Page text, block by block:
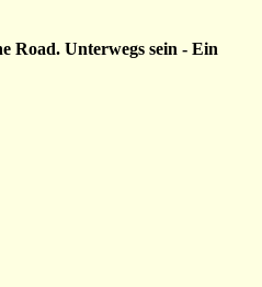
Road. Unterwegs sein - Ein